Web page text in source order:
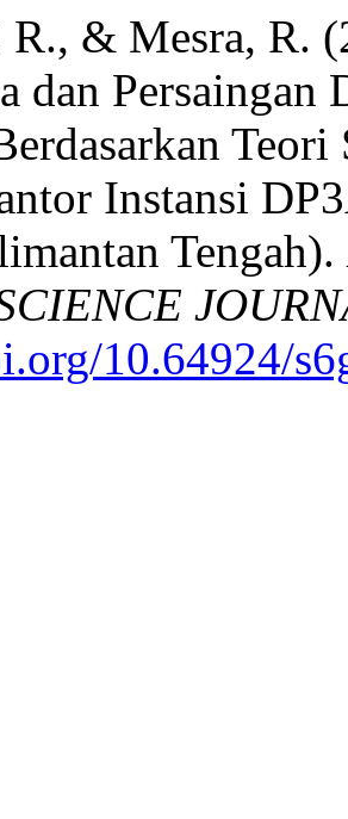
R., & Mesra, R.
dan
Instansi
Tengah).
10.64924/